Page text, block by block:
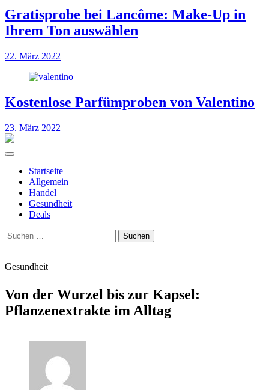
Gratisprobe bei Lancôme: Make-Up in
Ihrem Ton auswählen
22. März 2022
Kostenlose Parfümproben von Valentino
23. März 2022
Startseite
Allgemein
Handel
Gesundheit
Deals
Suchen
nach:
Gesundheit
Von der Wurzel bis zur Kapsel:
Pflanzenextrakte im Alltag